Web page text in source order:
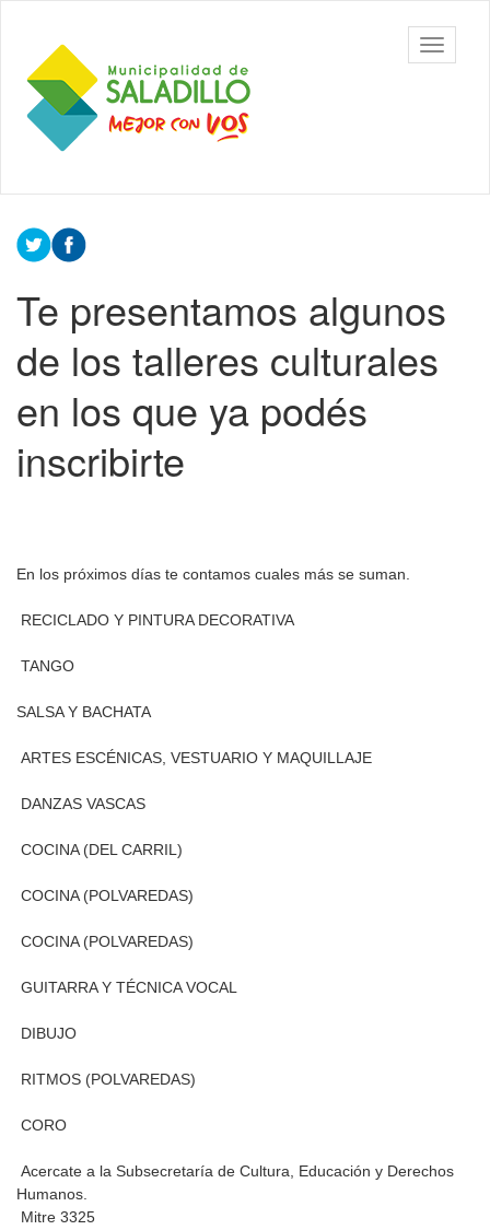
contenido
principal
Municipalidad
de Saladillo
barra
Contenido
principal
Te presentamos algunos
de los talleres culturales
en los que ya podés
inscribirte
En los próximos días te contamos cuales más se suman.
RECICLADO Y PINTURA DECORATIVA
TANGO
SALSA Y BACHATA
ARTES ESCÉNICAS, VESTUARIO Y MAQUILLAJE
DANZAS VASCAS
COCINA (DEL CARRIL)
COCINA (POLVAREDAS)
COCINA (POLVAREDAS)
GUITARRA Y TÉCNICA VOCAL
DIBUJO
‍ RITMOS (POLVAREDAS)
CORO
Acercate a la Subsecretaría de Cultura, Educación y Derechos
Humanos.
Mitre 3325